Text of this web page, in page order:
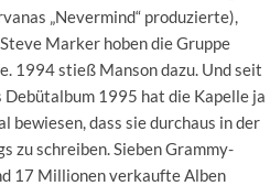
„Nevermind“ produzierte),
Marker hoben die Gruppe
1994 stieß Manson dazu. Und seit
Debütalbum 1995 hat die Kapelle ja
bewiesen, dass sie durchaus in der
zu schreiben. Sieben Grammy-
17 Millionen verkaufte Alben